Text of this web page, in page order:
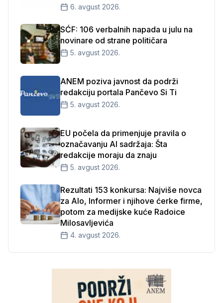
6. avgust 2026.
SĆF: 106 verbalnih napada u julu na
novinare od strane političara
5. avgust 2026.
ANEM poziva javnost da podrži
redakciju portala Pančevo Si Ti
5. avgust 2026.
EU počela da primenjuje pravila o
označavanju AI sadržaja: Šta
redakcije moraju da znaju
5. avgust 2026.
Rezultati 153 konkursa: Najviše novca
za Alo, Informer i njihove ćerke firme,
potom za medijske kuće Radoice
Milosavljevića
4. avgust 2026.